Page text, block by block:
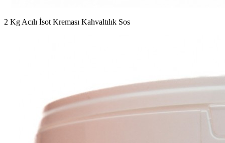
2 Kg Acılı İsot Kreması Kahvaltılık Sos